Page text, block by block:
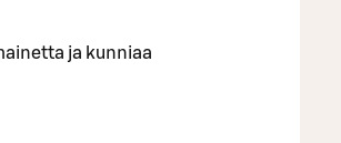
ja kunniaa